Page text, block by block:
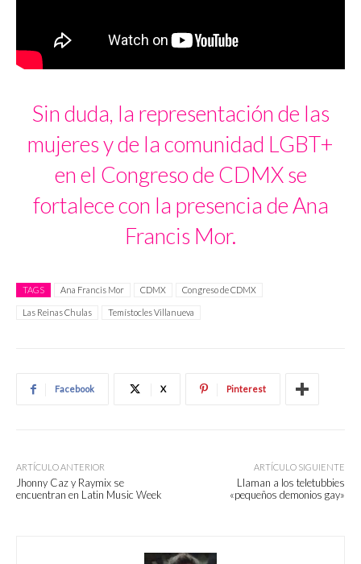
Sin duda, la representación de las
mujeres y de la comunidad LGBT+
en el Congreso de CDMX se
fortalece con la presencia de Ana
Francis Mor.
TAGS Ana Francis Mor CDMX Congreso de CDMX
Las Reinas Chulas Temístocles Villanueva
Facebook X Pinterest
ARTÍCULO ANTERIOR
Jhonny Caz y Raymix se
encuentran en Latin Music Week
ARTÍCULO SIGUIENTE
Llaman a los teletubbies
«pequeños demonios gay»